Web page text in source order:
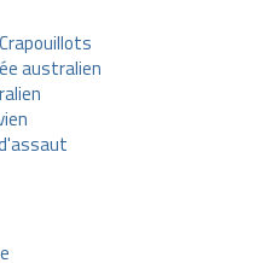
australien